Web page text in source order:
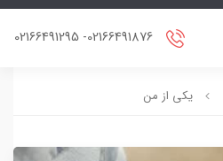
یکی از من